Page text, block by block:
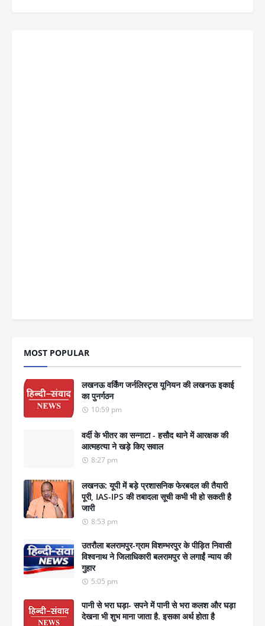
MOST POPULAR
लखनऊ वर्किंग जर्नलिस्ट्स यूनियन की लखनऊ इकाई
का पुनर्गठन
10:59 pm
वर्दी के भीतर का सन्नाटा - हसौद थाने में आरक्षक की
आत्महत्या ने खड़े किए सवाल
8:27 pm
लखनऊ: यूपी में बड़े प्रशासनिक फेरबदल की तैयारी
पूरी, IAS-IPS की तबादला सूची कभी भी हो सकती है
जारी
8:53 pm
उतरौला बलरामपुर-ग्राम विशम्भरपुर के पीड़ित निवासी
विश्वनाथ ने जिलाधिकारी बलरामपुर से लगाईं न्याय की
गुहार
5:05 pm
पानी से भरा घड़ा- सपने में पानी से भरा कलश और घड़ा
देखना भी शुभ माना जाता है. इसका अर्थ होता है